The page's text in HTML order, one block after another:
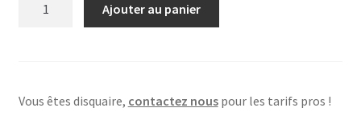
Ajouter au panier
Vous êtes disquaire, contactez nouspour les tarifs pros !